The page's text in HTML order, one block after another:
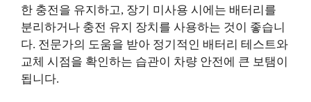
한 충전을 유지하고, 장기 미사용 시에는 배터리를
분리하거나 충전 유지 장치를 사용하는 것이 좋습니
다. 전문가의 도움을 받아 정기적인 배터리 테스트와
교체 시점을 확인하는 습관이 차량 안전에 큰 보탬이
됩니다.